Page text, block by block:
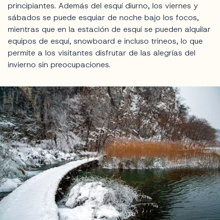
principiantes. Además del esquí diurno, los viernes y
sábados se puede esquiar de noche bajo los focos,
mientras que en la estación de esquí se pueden alquilar
equipos de esquí, snowboard e incluso trineos, lo que
permite a los visitantes disfrutar de las alegrías del
invierno sin preocupaciones.